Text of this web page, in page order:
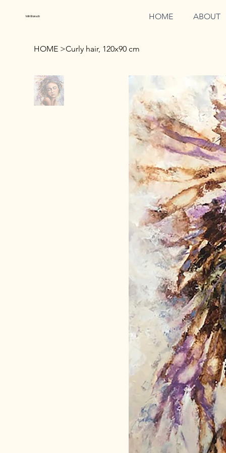
Miri Baruch HOME ABOUT
HOME >Curly hair, 120x90 cm